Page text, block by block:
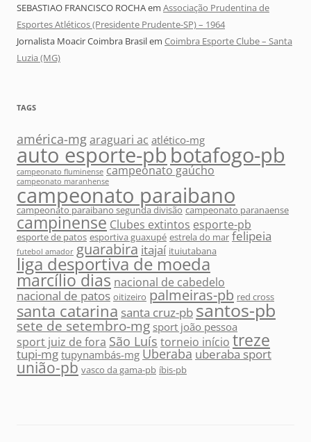
SEBASTIAO FRANCISCO ROCHAem Associação Prudentina de
Esportes Atléticos (Presidente Prudente-SP) – 1964
Jornalista Moacir Coimbra Brasilem Coimbra Esporte Clube – Santa
Luzia (MG)
TAGS
américa-mgaraguari ac atlético-mg
auto esporte-pbbotafogo-pb
campeonato fluminense campeonato gaúcho
campeonato maranhense
campeonato paraibano
campeonato paraibano segunda divisão campeonato paranaense
campinense Clubes extintos esporte-pb
esporte de patos esportiva guaxupé estrela do mar felipeia
futebol amador guarabira itajaí ituiutabana
liga desportiva de moeda
marcílio dias nacional de cabedelo
nacional de patos oitizeiro palmeiras-pb red cross
santa catarina santa cruz-pbsantos-pb
sete de setembro-mg sport joão pessoa
sport juiz de fora São Luís torneio início treze
tupi-mg tupynambás-mg Uberaba uberaba sport
união-pb vasco da gama-pb íbis-pb